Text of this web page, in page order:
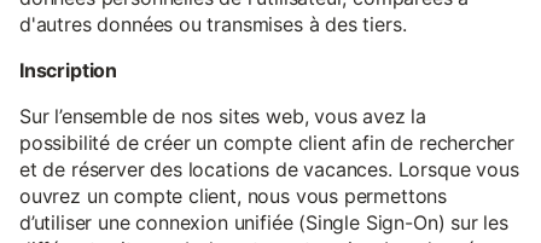
d'autres données ou transmises à des tiers.
Inscription
Sur l’ensemble de nos sites web, vous avez la
possibilité de créer un compte client afin de rechercher
et de réserver des locations de vacances. Lorsque vous
ouvrez un compte client, nous vous permettons
d’utiliser une connexion unifiée (Single Sign-On) sur les